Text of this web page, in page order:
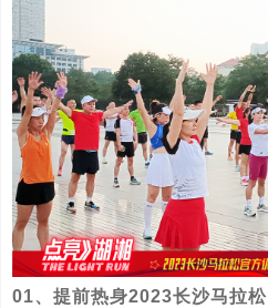
01、提前热身2023长沙马拉松